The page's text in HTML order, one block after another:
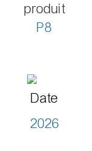
produit
P8
Date
2026